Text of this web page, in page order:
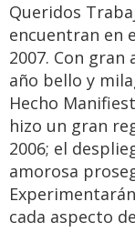
Queridos
encuentran en
2007. Con gran
año bello y
Hecho
hizo un gran
2006; el
amorosa
cada aspecto